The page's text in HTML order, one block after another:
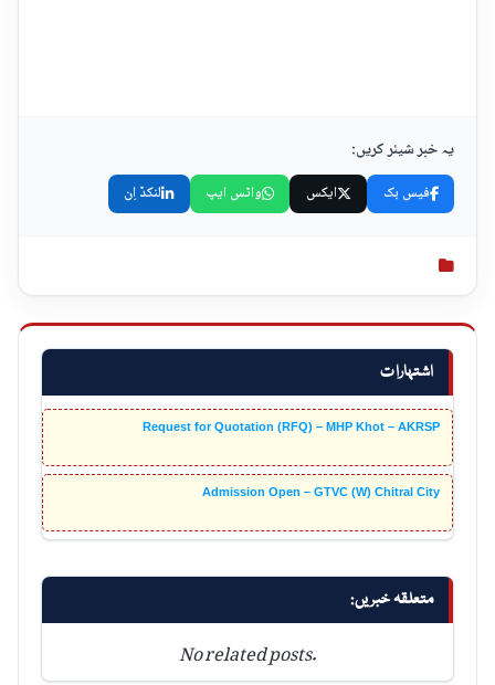
اشتہارات
Request for Quotation (RFQ) – MHP Khot – AKRSP
Admission Open – GTVC (W) Chitral City
متعلقہ خبریں:
No related posts.
یہ خبر شیئر کریں:
فیس بک ایکس واٹس ایپ لنکڈ اِن